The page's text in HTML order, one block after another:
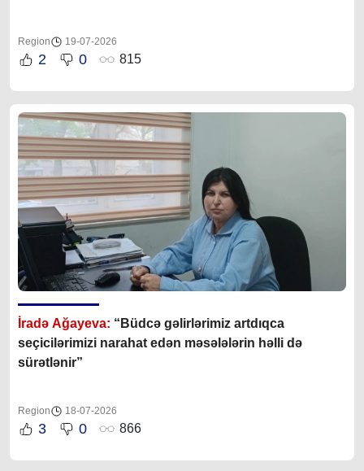
Region 19-07-2026
2 0 815
İradə Ağayeva: “Büdcə gəlirlərimiz artdıqca
seçicilərimizi narahat edən məsələlərin həlli də
sürətlənir”
Region 18-07-2026
3 0 866